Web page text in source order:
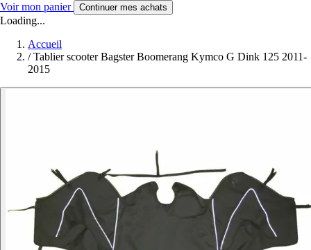
Voir mon panier Continuer mes achats
Loading...
Accueil
/ Tablier scooter Bagster Boomerang Kymco G Dink 125 2011-
2015